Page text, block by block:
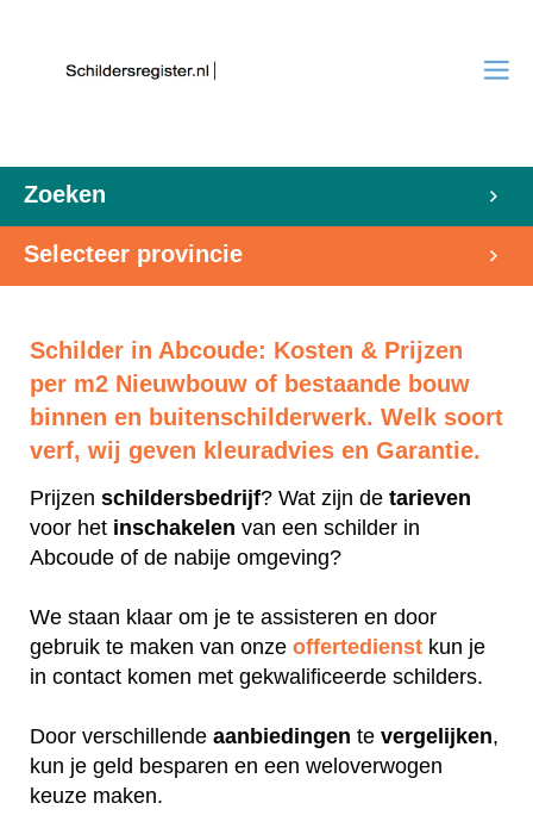
Zoeken
Selecteer provincie
Schilder in Abcoude: Kosten & Prijzen
per m2 Nieuwbouw of bestaande bouw
binnen en buitenschilderwerk. Welk soort
verf, wij geven kleuradvies en Garantie.
Prijzen schildersbedrijf? Wat zijn de tarieven
voor het inschakelen van een schilder in
Abcoude of de nabije omgeving?
We staan klaar om je te assisteren en door
gebruik te maken van onze offertedienst kun je
in contact komen met gekwalificeerde schilders.
Door verschillende aanbiedingen te vergelijken,
kun je geld besparen en een weloverwogen
keuze maken.